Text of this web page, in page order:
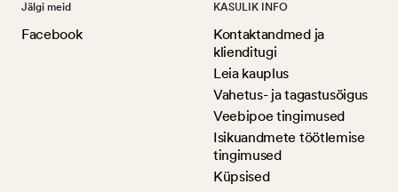
Jälgi meid
Facebook
KASULIK INFO
Kontaktandmed ja
klienditugi
Leia kauplus
Vahetus- ja tagastusõigus
Veebipoe tingimused
Isikuandmete töötlemise
tingimused
Küpsised